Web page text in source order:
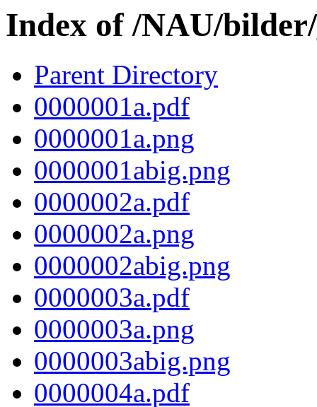
Index of /NAU/
Parent Directory
0000001a.pdf
0000001a.png
0000001abig.png
0000002a.pdf
0000002a.png
0000002abig.png
0000003a.pdf
0000003a.png
0000003abig.png
0000004a.pdf